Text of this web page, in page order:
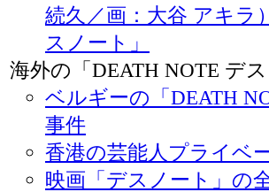
続久／画：大谷 アキラ
スノート」
海外の「DEATH NOTE デ
ベルギーの「DEATH
事件
香港の芸能人プライベ
映画「デスノート」の